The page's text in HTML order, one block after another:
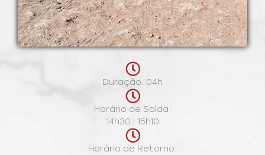
Duração: 04h
Horário de Saída:
14h30 | 15h10
Horário de Retorno: